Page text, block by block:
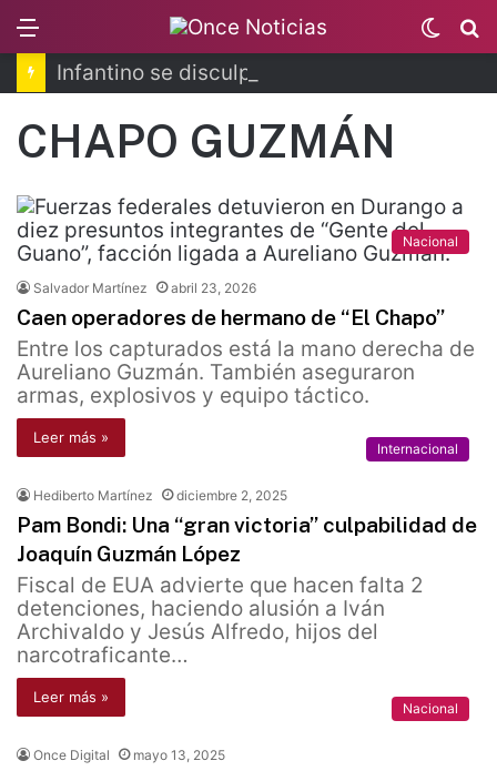
Switch
skin
CHAPO GUZMÁN
Nacional
Salvador Martínez abril 23, 2026
Caen operadores de hermano de “El Chapo”
Entre los capturados está la mano derecha de
Aureliano Guzmán. También aseguraron
armas, explosivos y equipo táctico.
Leer más »
Internacional
Hediberto Martínez diciembre 2, 2025
Pam Bondi: Una “gran victoria” culpabilidad de
Joaquín Guzmán López
Fiscal de EUA advierte que hacen falta 2
detenciones, haciendo alusión a Iván
Archivaldo y Jesús Alfredo, hijos del
narcotraficante…
Leer más »
Nacional
Once Digital mayo 13, 2025